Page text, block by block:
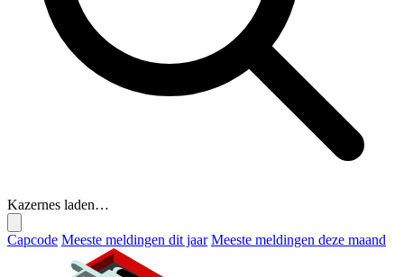
Kazernes laden…
Capcode Meeste meldingen dit jaar Meeste meldingen deze maand